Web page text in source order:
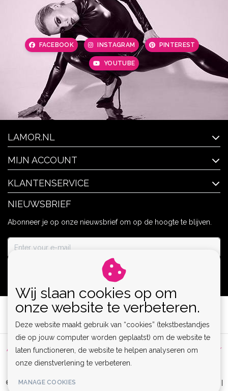
FACEBOOK INSTAGRAM PINTEREST
YOUTUBE
LAMOR.NL
MIJN ACCOUNT
KLANTENSERVICE
NIEUWSBRIEF
Abonneer je op onze nieuwsbrief om op de hoogte te blijven.
Algemene voorwaarden | Privacy Policy | Sitemap |
Disclaimer
RSS Feed
© Copyright 2026 - Lamor | Clubwear, Lingerie & Kinky Fashion XS-6XL |
Wij slaan cookies op om
onze website te verbeteren.
Deze website maakt gebruik van “cookies” (tekstbestandjes
die op jouw computer worden geplaatst) om de website te
laten functioneren, de website te helpen analyseren om
onze dienstverlening te verbeteren.
MANAGE COOKIES